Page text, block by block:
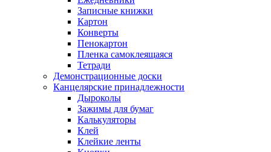
Записные книжки
Картон
Конверты
Пенокартон
Пленка самоклеящаяся
Тетради
Демонстрационные доски
Канцелярские принадлежности
Дыроколы
Зажимы для бумаг
Калькуляторы
Клей
Клейкие ленты